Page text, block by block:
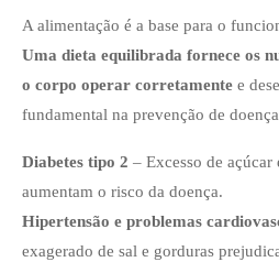
A alimentação é a base para o
Uma dieta equilibrada fornece os
o corpo operar corretamente e
fundamental na prevenção de
Diabetes tipo 2 – Excesso de
aumentam o risco da doença.
Hipertensão e problemas
exagerado de sal e gorduras